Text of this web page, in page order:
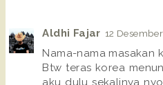
Aldhi Fajar 12
Nama-nama masakan
Btw teras korea
aku dulu sekalinya